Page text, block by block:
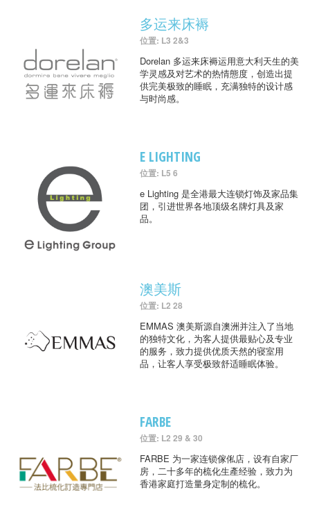
多运来床褥
位置: L3 2&3
Dorelan 多运来床褥运用意大利天生的美
学灵感及对艺术的热情態度，创造出提
供完美极致的睡眠，充满独特的设计感
与时尚感。
E LIGHTING
位置: L5 6
e Lighting 是全港最大连锁灯饰及家品集
团，引进世界各地顶级名牌灯具及家
品。
澳美斯
位置: L2 28
EMMAS 澳美斯源自澳洲并注入了当地
的独特文化，为客人提供最贴心及专业
的服务，致力提供优质天然的寝室用
品，让客人享受极致舒适睡眠体验。
FARBE
位置: L2 29 & 30
FARBE 为一家连锁傢俬店，设有自家厂
房，二十多年的梳化生產经验，致力为
香港家庭打造量身定制的梳化。